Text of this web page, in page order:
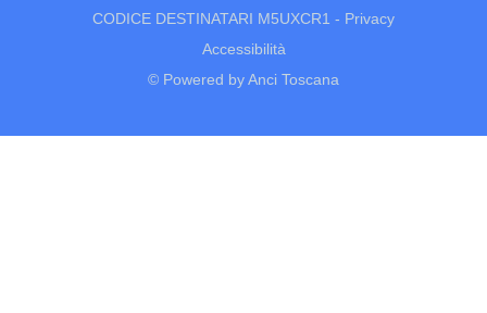
CODICE DESTINATARI M5UXCR1 - Privacy
Accessibilità
© Powered by Anci Toscana